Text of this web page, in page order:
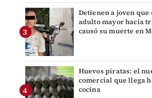
Detienen a joven que
adulto mayor hacia
causó su muerte en
Huevos piratas: el
comercial que llega
cocina